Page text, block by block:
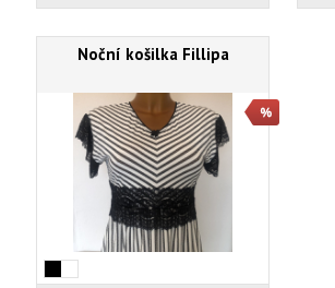
Noční košilka Fillipa